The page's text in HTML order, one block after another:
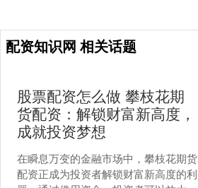
配资知识网 相关话题
股票配资怎么做 攀枝花期
货配资：解锁财富新高度，
成就投资梦想
在瞬息万变的金融市场中，攀枝花期货
配资正成为投资者解锁财富新高度的利